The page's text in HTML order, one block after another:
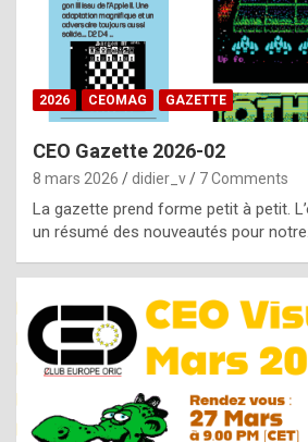
b
e
b
y
g
e
n
u
i
n
e
R
o
2026 CEOMAG GAZETTE
CEO Gazette 2026-02
8 mars 2026 didier_v 7 Comments
La gazette prend forme petit à petit.
un résumé des nouveautés pour